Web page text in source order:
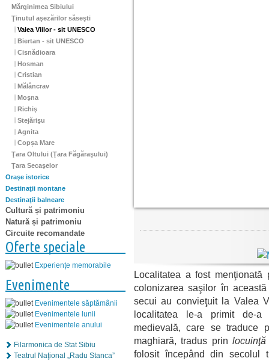
Mărginimea Sibiului
Ţinutul aşezărilor săseşti
Valea Viilor - sit UNESCO
Biertan - sit UNESCO
Cisnădioara
Hosman
Cristian
Mălâncrav
Moşna
Richiş
Stejărişu
Agnita
Copșa Mare
Ţara Oltului (Ţara Făgăraşului)
Ţara Secaşelor
Oraşe istorice
Destinaţii montane
Destinaţii balneare
Cultură și patrimoniu
Natură și patrimoniu
Circuite recomandate
Oferte speciale
Experiențe memorabile
Evenimente
Evenimentele săptămânii
Evenimentele lunii
Evenimentele anului
Filarmonica de Stat Sibiu
Teatrul Naţional „Radu Stanca”
Localitatea a fost
colonizarea saşilor în
secui au convieţuit la Valea
localitatea le-a primit de-
medievală, care se traduce
maghiară, tradus prin
folosit începând din secolul